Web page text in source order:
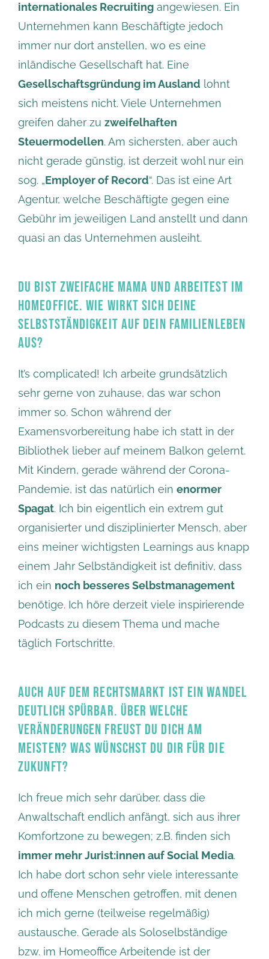
internationales Recruiting angewiesen. Ein
Unternehmen kann Beschäftigte jedoch
immer nur dort anstellen, wo es eine
inländische Gesellschaft hat. Eine
Gesellschaftsgründung im Ausland lohnt
sich meistens nicht. Viele Unternehmen
greifen daher zu zweifelhaften
Steuermodellen. Am sichersten, aber auch
nicht gerade günstig, ist derzeit wohl nur ein
sog. „Employer of Record“. Das ist eine Art
Agentur, welche Beschäftigte gegen eine
Gebühr im jeweiligen Land anstellt und dann
quasi an das Unternehmen ausleiht.
DU BIST ZWEIFACHE MAMA UND ARBEITEST IM
HOMEOFFICE. WIE WIRKT SICH DEINE
SELBSTSTÄNDIGKEIT AUF DEIN FAMILIENLEBEN
AUS?
It’s complicated! Ich arbeite grundsätzlich
sehr gerne von zuhause, das war schon
immer so. Schon während der
Examensvorbereitung habe ich statt in der
Bibliothek lieber auf meinem Balkon gelernt.
Mit Kindern, gerade während der Corona-
Pandemie, ist das natürlich ein enormer
Spagat. Ich bin eigentlich ein extrem gut
organisierter und disziplinierter Mensch, aber
eins meiner wichtigsten Learnings aus knapp
einem Jahr Selbständigkeit ist definitiv, dass
ich ein noch besseres Selbstmanagement
benötige. Ich höre derzeit viele inspirierende
Podcasts zu diesem Thema und mache
täglich Fortschritte.
AUCH AUF DEM RECHTSMARKT IST EIN WANDEL
DEUTLICH SPÜRBAR. ÜBER WELCHE
VERÄNDERUNGEN FREUST DU DICH AM
MEISTEN? WAS WÜNSCHST DU DIR FÜR DIE
ZUKUNFT?
Ich freue mich sehr darüber, dass die
Anwaltschaft endlich anfängt, sich aus ihrer
Komfortzone zu bewegen; z.B. finden sich
immer mehr Jurist:innen auf Social Media.
Ich habe dort schon sehr viele interessante
und offene Menschen getroffen, mit denen
ich mich gerne (teilweise regelmäßig)
austausche. Gerade als Soloselbständige
bzw. im Homeoffice Arbeitende ist der